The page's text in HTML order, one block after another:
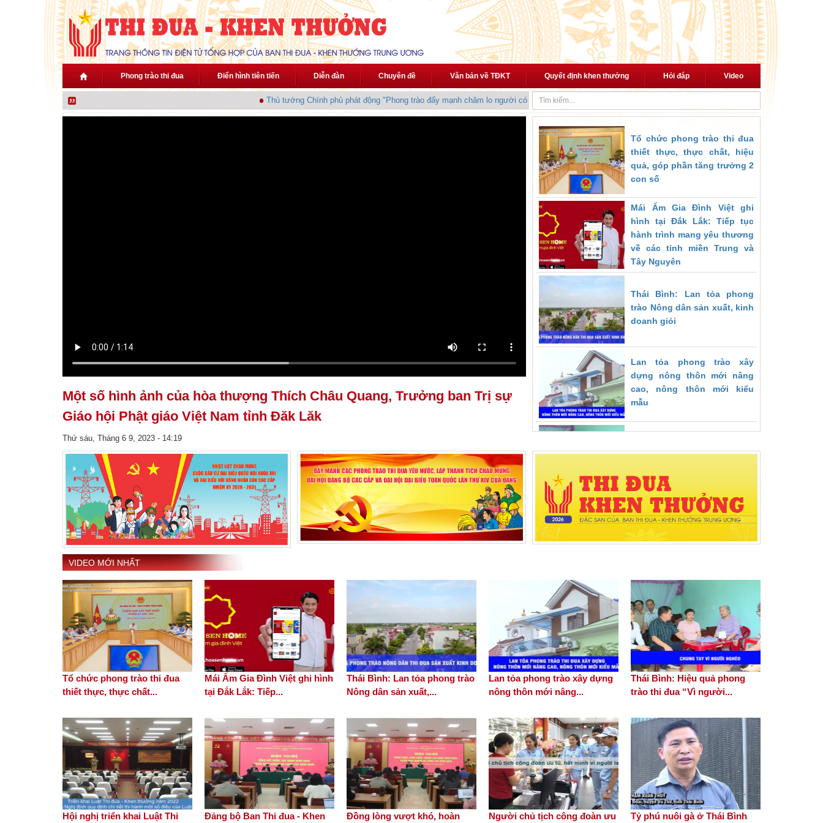
Nhảy đến nội dung
Phong trào thi đua Điển hình tiên tiến Diễn đàn Chuyên đề Văn bản về TĐKT Quyết định khen thưởng Hỏi đáp Video
Thủ tướng Chính phủ phát động "Phong trào đẩy mạnh chăm lo người có công với cách mạng"
Một số hình ảnh của hòa thượng Thích Châu Quang, Trưởng ban Trị sự
Giáo hội Phật giáo Việt Nam tỉnh Đăk Lăk
Thứ sáu, Tháng 6 9, 2023 - 14:19
Tổ chức phong trào thi đua
thiết thực, thực chất, hiệu
quả, góp phần tăng trưởng 2
con số
Mái Ấm Gia Đình Việt ghi
hình tại Đắk Lắk: Tiếp tục
hành trình mang yêu thương
về các tỉnh miền Trung và
Tây Nguyên
Thái Bình: Lan tỏa phong
trào Nông dân sản xuất, kinh
doanh giỏi
Lan tỏa phong trào xây
dựng nông thôn mới nâng
cao, nông thôn mới kiểu
mẫu
trào thi đua “Vì người nghèo
sau”
Hội nghị triển khai Luật Thi
Đảng bộ Ban Thi đua - Khen
thưởng Trung ương tổng kết
công tác năm 2023
Đồng lòng vượt khó, hoàn
thành toàn diện các nhiệm
vụ được giao
Người chủ tịch công đoàn
ưu tú, hết mình vì người lao
động
VIDEO MỚI NHẤT
Tổ chức phong trào thi đua
thiết thực, thực chất...
Mái Ấm Gia Đình Việt ghi hình
tại Đắk Lắk: Tiếp...
Thái Bình: Lan tỏa phong trào
Nông dân sản xuất,...
Lan tỏa phong trào xây dựng
nông thôn mới nâng...
Thái Bình: Hiệu quả phong
trào thi đua “Vì người...
Hội nghị triển khai Luật Thi Đảng bộ Ban Thi đua - Khen Đồng lòng vượt khó, hoàn Người chủ tịch công đoàn ưu Tỷ phú nuôi gà ở Thái Bình